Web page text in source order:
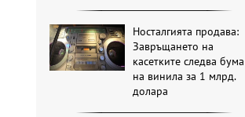
Носталгията продава:
Завръщането на
касетките следва бума
на винила за 1 млрд.
долара